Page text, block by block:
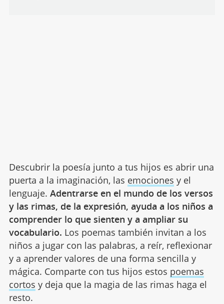
Descubrir la poesía junto a tus hijos es abrir una
puerta a la imaginación, las emociones y el
lenguaje. Adentrarse en el mundo de los versos
y las rimas, de la expresión, ayuda a los niños a
comprender lo que sienten y a ampliar su
vocabulario. Los poemas también invitan a los
niños a jugar con las palabras, a reír, reflexionar
y a aprender valores de una forma sencilla y
mágica. Comparte con tus hijos estos poemas
cortos y deja que la magia de las rimas haga el
resto.